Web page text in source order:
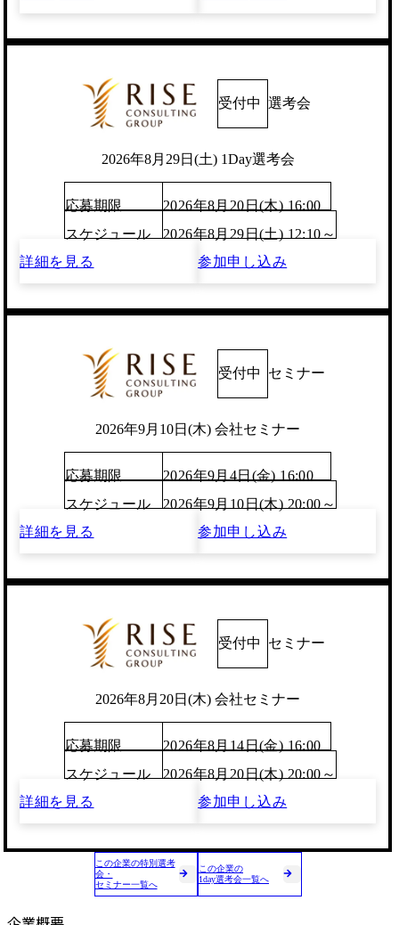
受付中 選考会
2026年8月29日(土) 1Day選考会
応募期限
2026年8月20日(木) 16:00
スケジュール
2026年8月29日(土) 12:10～
詳細を見る
参加申し込み
受付中 セミナー
2026年9月10日(木) 会社セミナー
応募期限
2026年9月4日(金) 16:00
スケジュール
2026年9月10日(木) 20:00～
詳細を見る
参加申し込み
受付中 セミナー
2026年8月20日(木) 会社セミナー
応募期限
2026年8月14日(金) 16:00
スケジュール
2026年8月20日(木) 20:00～
詳細を見る
参加申し込み
この企業の特別選考
会・
セミナー一覧へ
この企業の
1day選考会一覧へ